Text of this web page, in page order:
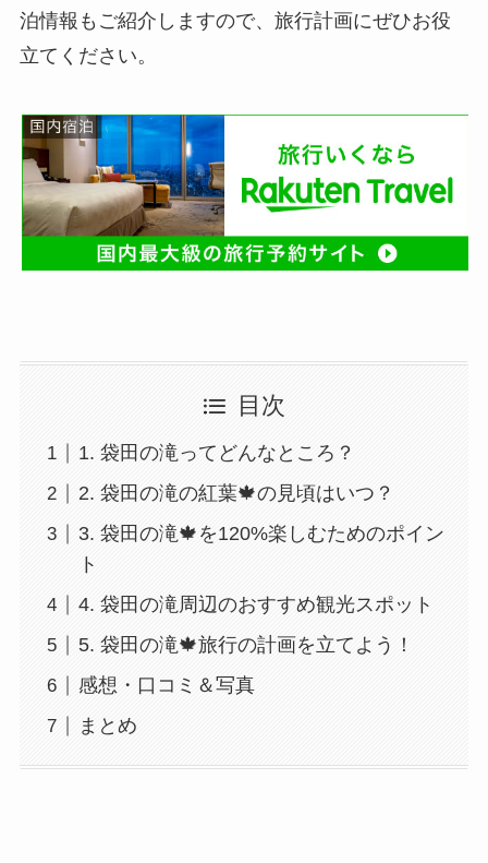
泊情報もご紹介しますので、旅行計画にぜひお役
立てください。
目次
1. 袋田の滝ってどんなところ？
2. 袋田の滝の紅葉🍁の見頃はいつ？
3. 袋田の滝🍁を120%楽しむためのポイン
ト
4. 袋田の滝周辺のおすすめ観光スポット
5. 袋田の滝🍁旅行の計画を立てよう！
感想・口コミ＆写真
まとめ